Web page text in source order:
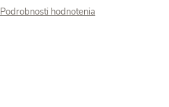
Podrobnosti hodnotenia